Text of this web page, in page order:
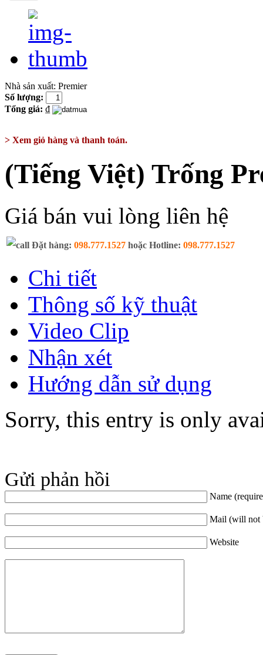
Nhà sản xuất: Premier
Số lượng:
Tổng giá: ₫
> Xem giỏ hàng và thanh toán.
(Tiếng Việt) Trống
Giá bán vui lòng liên hệ
Đặt hàng: 098.777.1527 hoặc Hotline: 098.777.1527
Chi tiết
Thông số kỹ thuật
Video Clip
Nhận xét
Hướng dẫn sử dụng
Sorry, this entry is only
Gửi phản hồi
Name
Mail (will not
Website